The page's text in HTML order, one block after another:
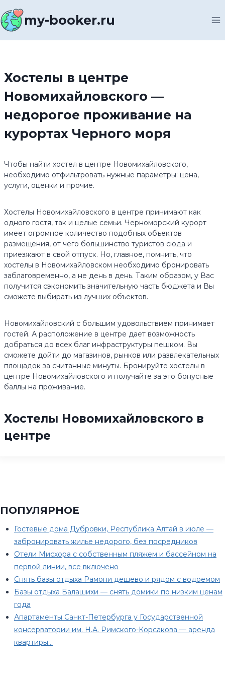
к
содержимомуmy-booker.ru
Хостелы в центре
Новомихайловского —
недорогое проживание на
курортах Черного моря
Чтобы найти хостел в центре Новомихайловского,
необходимо отфильтровать нужные параметры: цена,
услуги, оценки и прочие.
Хостелы Новомихайловского в центре принимают как
одного гостя, так и целые семьи. Черноморский курорт
имеет огромное количество подобных объектов
размещения, от чего большинство туристов сюда и
приезжают в свой отпуск. Но, главное, помнить, что
хостелы в Новомихайловском необходимо бронировать
заблаговременно, а не день в день. Таким образом, у Вас
получится сэкономить значительную часть бюджета и Вы
сможете выбирать из лучших объектов.
Новомихайловский с большим удовольствием принимает
гостей. А расположение в центре дает возможность
добраться до всех благ инфраструктуры пешком. Вы
сможете дойти до магазинов, рынков или развлекательных
площадок за считанные минуты. Бронируйте хостелы в
центре Новомихайловского и получайте за это бонусные
баллы на проживание.
Хостелы Новомихайловского в
центре
ПОПУЛЯРНОЕ
Гостевые дома Дубровки, Республика Алтай в июле —
забронировать жилье недорого, без посредников
Отели Мисхора с собственным пляжем и бассейном на
первой линии, все включено
Снять базы отдыха Рамони дешево и рядом с водоемом
Базы отдыха Балашихи — снять домики по низким ценам
года
Апартаменты Санкт-Петербурга у Государственной
консерватории им. Н.А. Римского-Корсакова — аренда
квартиры…